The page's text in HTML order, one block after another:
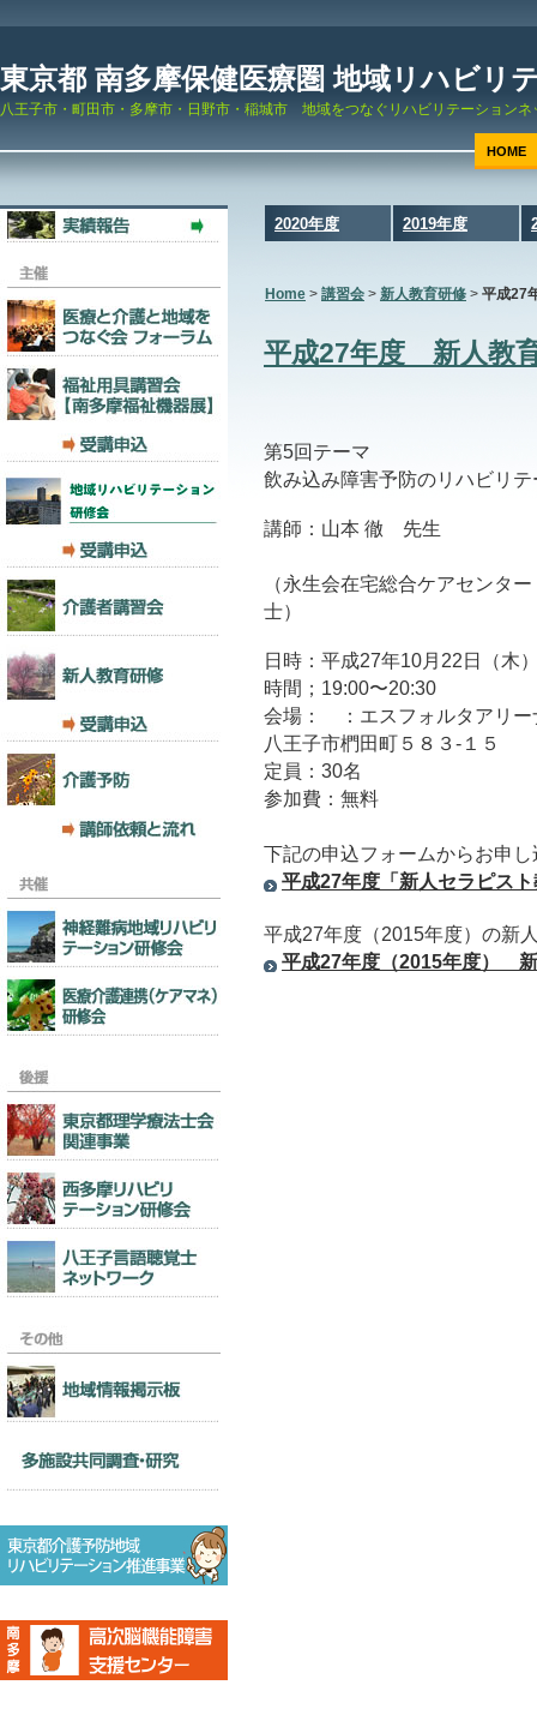
東京都 南多摩保健医療圏 地域リハビリ
八王子市・町田市・多摩市・日野市・稲城市 地域をつなぐリハビリテーションネ
HOME
2020年度 2019年度
Home > 講習会 > 新人教育研修 > 平成27
平成27年度 新人教
第5回テーマ
飲み込み障害予防のリハビリ
講師：山本 徹 先生
（永生会在宅総合ケアセンタ
士）
日時：平成27年10月22日（木
時間；19:00〜20:30
会場： ：エスフォルタアリー
八王子市椚田町５８３-１５
定員：30名
参加費：無料
下記の申込フォームからお申
平成27年度「新人セラピス
平成27年度（2015年度）の新
平成27年度（2015年度）